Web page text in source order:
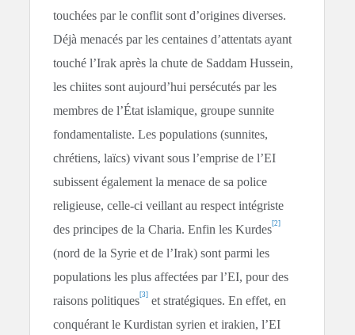
touchées par le conflit sont d’origines diverses.
Déjà menacés par les centaines d’attentats ayant
touché l’Irak après la chute de Saddam Hussein,
les chiites sont aujourd’hui persécutés par les
membres de l’État islamique, groupe sunnite
fondamentaliste. Les populations (sunnites,
chrétiens, laïcs) vivant sous l’emprise de l’EI
subissent également la menace de sa police
religieuse, celle-ci veillant au respect intégriste
des principes de la Charia. Enfin les Kurdes[2]
(nord de la Syrie et de l’Irak) sont parmi les
populations les plus affectées par l’EI, pour des
raisons politiques[3] et stratégiques. En effet, en
conquérant le Kurdistan syrien et irakien, l’EI